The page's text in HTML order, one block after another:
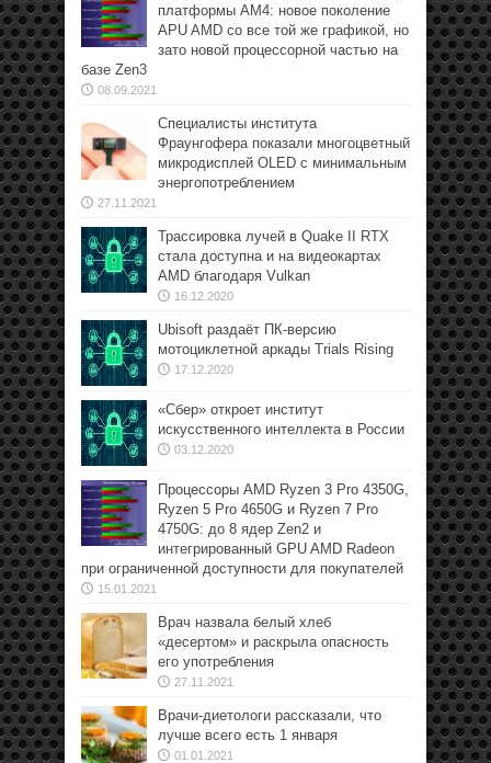
платформы АМ4: новое поколение
APU AMD со все той же графикой, но
зато новой процессорной частью на
базе Zen3
08.09.2021
Специалисты института
Фраунгофера показали многоцветный
микродисплей OLED с минимальным
энергопотреблением
27.11.2021
Трассировка лучей в Quake II RTX
стала доступна и на видеокартах
AMD благодаря Vulkan
16.12.2020
Ubisoft раздаёт ПК-версию
мотоциклетной аркады Trials Rising
17.12.2020
«Сбер» откроет институт
искусственного интеллекта в России
03.12.2020
Процессоры AMD Ryzen 3 Pro 4350G,
Ryzen 5 Pro 4650G и Ryzen 7 Pro
4750G: до 8 ядер Zen2 и
интегрированный GPU AMD Radeon
при ограниченной доступности для покупателей
15.01.2021
Врач назвала белый хлеб
«десертом» и раскрыла опасность
его употребления
27.11.2021
Врачи-диетологи рассказали, что
лучше всего есть 1 января
01.01.2021